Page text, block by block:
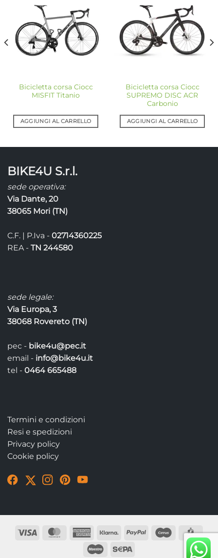
alla lista
dei
desideri
Bicicletta corsa Ciocc
MISFIT Titanio
AGGIUNGI AL CARRELLO
Aggiungi
alla lista
desideri
Bicicletta corsa Ciocc
SUPREMO DISC ACR
Carbonio
AGGIUNGI AL CARRELLO
BIKE4U S.r.l.
sede operativa:
Via Dante, 20
38065 Mori (TN)
C.F. | P.Iva - 02714360225
REA - TN 244580
sede legale:
Via Europa, 3
38068 Rovereto (TN)
pec - bike4u@pec.it
email - info@bike4u.it
tel - 0464 665488
Termini e condizioni
Resi e spedizioni
Privacy policy
Cookie policy
Visit
page
Visit
account
Visit
account
Visit
accountaccount